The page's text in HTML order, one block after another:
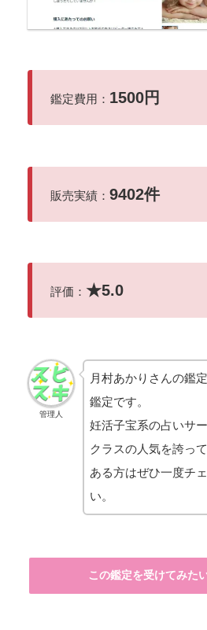
鑑定費用： 1500円
販売実績： 9402件
評価： ★5.0
管理人
月村あかりさんの鑑
鑑定です。
妊活子宝系の占いサ
クラスの人気を誇っ
ある方はぜひ一度チ
い。
この鑑定を受けてみた